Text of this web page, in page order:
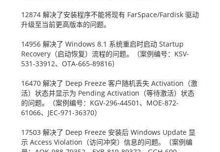
12874 解决了安装程序不能将现有 FarSpace/Fardisk 驱动
升级至当前更高版本的问题。
14956 解决了 Windows 8.1 系统重启时启动 Startup
Recovery （启动恢复）流程的问题。（案例编号： KSV-
531-33912、 OTA-665-89816）
16470 解决了 Deep Freeze 客户随机丢失 Activation （激
活）状态并显示为 Pending Activation （等待激活）状态
的问题。（案例编号： KGV-296-44501 、 MOE-872-
61066、 JEC-971-36370）
17503 解决了 Deep Freeze 安装后 Windows Update 显
示 Access Violation （访问冲突）信息的问题。（案例编